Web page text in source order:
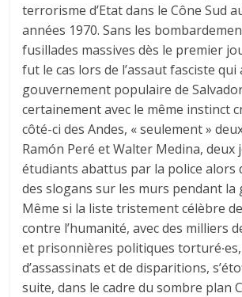
terrorisme d’Etat dans le Cône Sud
années 1970. Sans les
fusillades massives dès le premier
fut le cas lors de l’assaut fasciste qui
gouvernement populaire de
certainement avec le même instinct
côté-ci des Andes, « seulement »
Ramón Peré et Walter Medina, deux
étudiants abattus par la police alors
des slogans sur les murs pendant la
Même si la liste tristement célèbre
contre l’humanité, avec des milliers
et prisonnières politiques
d’assassinats et de disparitions,
suite, dans le cadre du sombre plan